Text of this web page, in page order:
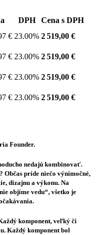
DPH
Cena s DPH
€ 23.00% 2 519,00 €
€ 23.00% 2 519,00 €
€ 23.00% 2 519,00 €
€ 23.00% 2 519,00 €
Founder.
nedajú kombinovať.
príde niečo výnimočné,
dizajnu a výkonu. Na
objíme vedu“, všetko je
komponent, veľký či
Každý komponent bol